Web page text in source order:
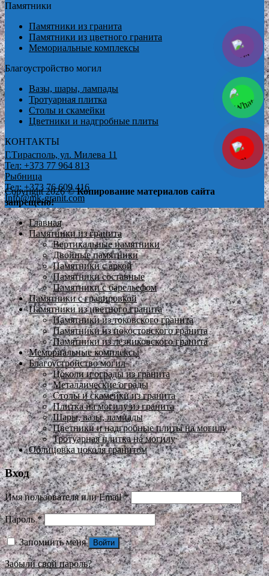
Памятники
Памятники из гранита
Памятники из цветного гранита
Мемориальные комплексы
Благоустройство могил
Вазы, шары, лампады
Тротуарная плитка
Столы и скамейки
Цветники и надгробные плиты
КОНТАКТЫ
Г.Тирасполь, ул. Милева 11
Тел: +373 77 964 813
Рыбница
Тел: +373 76 609 416
Info@mk-granit.com
Copyright 2026 ©Копирование материалов сайта
запрещено!
Главная
Памятники из гранита
Вертикальные памятники
Двойные памятники
Памятники с аркой
Памятники составные
Памятники с барельефом
Памятники с гравировкой
Памятники из цветного гранита
Памятники из токовского гранита
Памятники из покостовского гранита
Памятники из лезниковского гранита
Мемориальные комплексы
Благоустройство могил
Цоколи и ограды из гранита
Металлические ограды
Столы и скамейки из гранита
Плитка на могилу из гранита
Шары, вазы, лампады
Цветники и надгробные плиты на могилу
Тротуарная плитка на могилу
Облицовка цоколя гранитом
Вход
Имя пользователя или Email*
Пароль*
Запомнить меня Войти
Забыли свой пароль?